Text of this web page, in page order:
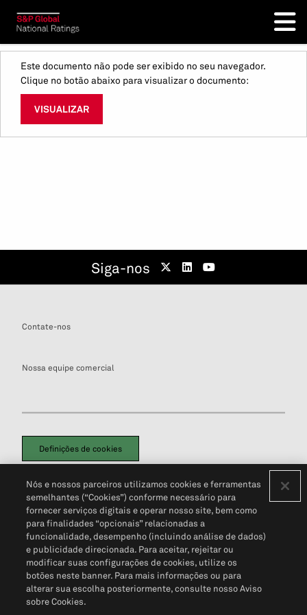
Este documento não pode ser exibido no seu navegador.
Clique no botão abaixo para visualizar o documento:
VISUALIZAR
Siga-nos
Contate-nos
Nossa equipe comercial
Definições de cookies
Política de PrivacidadePortal de privacidade do cliente (em inglês)
Não Venda Minhas Informações Pessoais© 2026 S&P Global
Nós e nossos parceiros utilizamos cookies e ferramentas
semelhantes (“Cookies”) conforme necessário para
fornecer serviços digitais e operar nosso site, bem como
para finalidades “opcionais” relacionadas a
funcionalidade, desempenho (incluindo análise de dados)
e publicidade direcionada. Para aceitar, rejeitar ou
modificar suas configurações de cookies, utilize os
botões neste banner. Para mais informações ou para
alterar sua escolha posteriormente, consulte nosso Aviso
sobre Cookies.